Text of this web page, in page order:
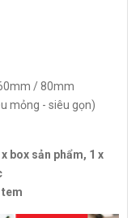
/ 80mm
mỏng - siêu gọn)
box sản phẩm, 1 x
tem